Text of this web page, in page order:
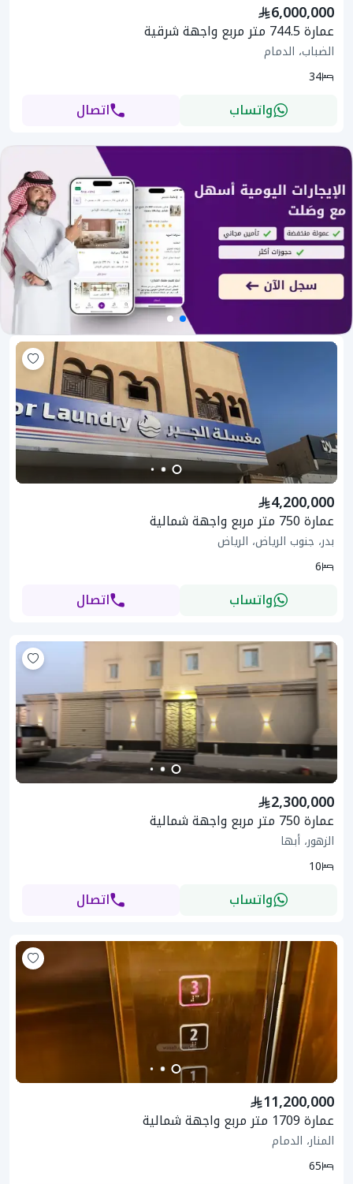
6,000,000
عمارة 744.5 متر مربع واجهة شرقية
الضباب، الدمام
34
واتساب اتصال
4,200,000
عمارة 750 متر مربع واجهة شمالية
بدر، جنوب الرياض، الرياض
6
واتساب اتصال
2,300,000
عمارة 750 متر مربع واجهة شمالية
الزهور، أبها
10
واتساب اتصال
11,200,000
عمارة 1709 متر مربع واجهة شمالية
المنار، الدمام
65